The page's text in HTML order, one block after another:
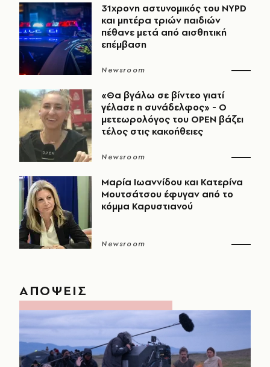
31χρονη αστυνομικός του NYPD
και μητέρα τριών παιδιών
πέθανε μετά από αισθητική
επέμβαση
Newsroom
«Θα βγάλω σε βίντεο γιατί
γέλασε η συνάδελφος» - Ο
μετεωρολόγος του OPEN βάζει
τέλος στις κακοήθειες
Newsroom
Μαρία Ιωαννίδου και Κατερίνα
Μουτσάτσου έφυγαν από το
κόμμα Καρυστιανού
Newsroom
ΑΠΟΨΕΙΣ